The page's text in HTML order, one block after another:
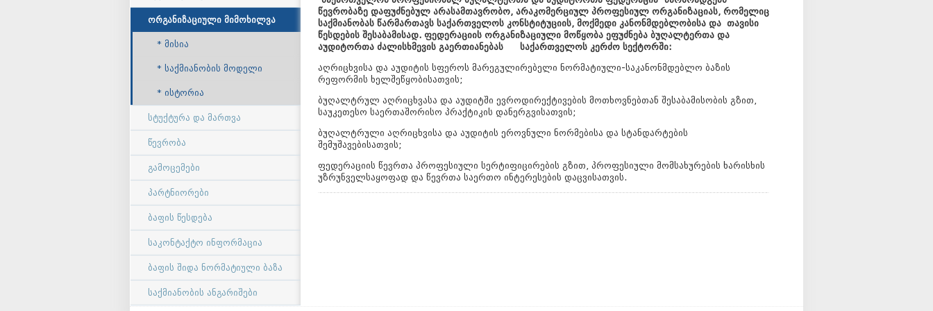
ორგანიზაციული მიმოხილვა
მისია
საქმიანობის მოდელი
ისტორია
სტუქტურა და მართვა
წევრობა
გამოცემები
პარტნიორები
ბაფის წესდება
საკონტაქტო ინფორმაცია
ბაფის შიდა ნორმატიული ბაზა
საქმიანობის ანგარიშები
წევრობაზე დაფუძნებულ არასამთავრობო, არაკომერციულ პროფესიულ ორგანიზაციას, რომელიც
საქმიანობას წარმართავს საქართველოს კონსტიტუციის, მოქმედი კანონმდებლობისა და თავისი
წესდების შესაბამისად. ფედერაციის ორგანიზაციული მოწყობა ეფუძნება ბუღალტერთა და
აუდიტორთა ძალისხმევის გაერთიანებას საქართველოს კერძო სექტორში:
აღრიცხვისა და აუდიტის სფეროს მარეგულირებელი ნორმატიული-საკანონმდებლო ბაზის
რეფორმის ხელშეწყობისათვის;
ბუღალტრულ აღრიცხვასა და აუდიტში ევროდირექტივების მოთხოვნებთან შესაბამისობის გზით,
საუკეთესო საერთაშორისო პრაქტიკის დანერგვისათვის;
ბუღალტრული აღრიცხვისა და აუდიტის ეროვნული ნორმებისა და სტანდარტების
შემუშავებისათვის;
ფედერაციის წევრთა პროფესიული სერტიფიცირების გზით, პროფესიული მომსახურების ხარისხის
უზრუნველსაყოფად და წევრთა საერთო ინტერესების დაცვისათვის.